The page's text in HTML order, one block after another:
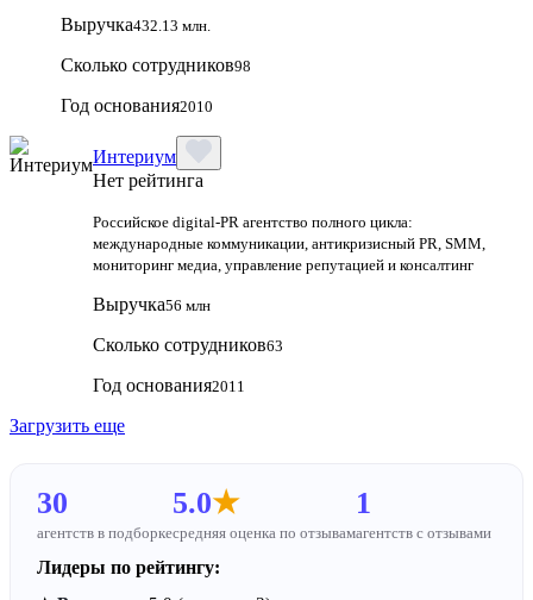
Выручка432.13 млн.
Сколько сотрудников98
Год основания2010
Интериум
Нет рейтинга
Российское digital-PR агентство полного цикла:
международные коммуникации, антикризисный PR, SMM,
мониторинг медиа, управление репутацией и консалтинг
Выручка56 млн
Сколько сотрудников63
Год основания2011
Загрузить еще
30
агентств в подборке
5.0★
средняя оценка по отзывам
1
агентств с отзывами
Лидеры по рейтингу: